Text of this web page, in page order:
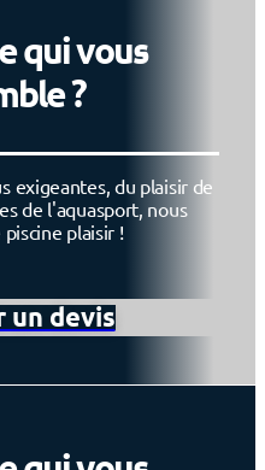
qui vous
?
exigeantes, du plaisir de
de l'aquasport, nous
plaisir !
un devis